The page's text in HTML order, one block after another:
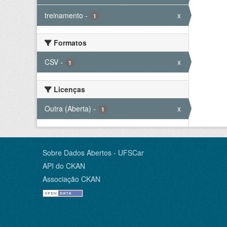
treinamento - 1 x
Formatos
CSV - 1 x
Licenças
Outra (Aberta) - 1 x
Sobre Dados Abertos - UFSCar
API do CKAN
Associação CKAN